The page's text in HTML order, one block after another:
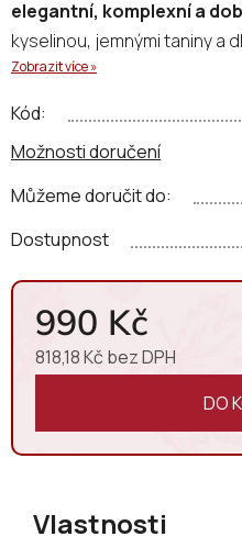
elegantní, komplexní a
kyselinou, jemnými taniny a
kořeněné dřevo a černý pepř.
Zobrazit více »
Dostupnost
Můžeme doručit do:
Možnosti doručení
Kód:
990 Kč
818,18 Kč bez DPH
DO
Vlastnosti